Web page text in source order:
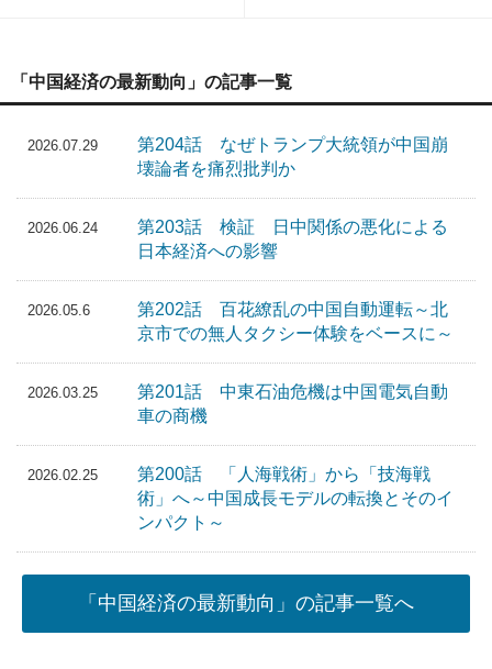
「中国経済の最新動向」の記事一覧
2026.07.29
第204話 なぜトランプ大統領が中国崩
壊論者を痛烈批判か
2026.06.24
第203話 検証 日中関係の悪化による
日本経済への影響
2026.05.6
第202話 百花繚乱の中国自動運転～北
京市での無人タクシー体験をベースに～
2026.03.25
第201話 中東石油危機は中国電気自動
車の商機
2026.02.25
第200話 「人海戦術」から「技海戦
術」へ～中国成長モデルの転換とそのイ
ンパクト～
「中国経済の最新動向」の記事一覧へ